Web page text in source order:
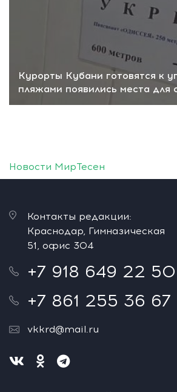
Курорты Кубани готовятся к
пляжами появились места для
Новости МирТесен
Контакты редакции:
Краснодар, Гимназическая
51, офис 304
+7 918 649 22 50
+7 861 255 36 67
vkkrd@mail.ru